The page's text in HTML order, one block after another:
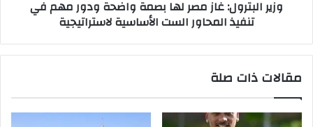
وزير البترول: غاز مصر لها بصمة واضحة ودور مهم في
تنفيذ المحاور الست الأساسية لاستراتيجية
مقالات ذات صلة